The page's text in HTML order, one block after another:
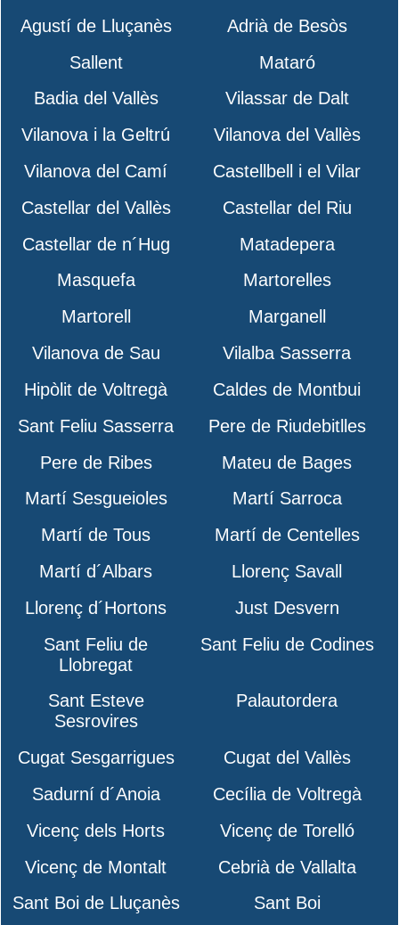
Agustí de Lluçanès
Adrià de Besòs
Sallent
Mataró
Badia del Vallès
Vilassar de Dalt
Vilanova i la Geltrú
Vilanova del Vallès
Vilanova del Camí
Castellbell i el Vilar
Castellar del Vallès
Castellar del Riu
Castellar de n´Hug
Matadepera
Masquefa
Martorelles
Martorell
Marganell
Vilanova de Sau
Vilalba Sasserra
Hipòlit de Voltregà
Caldes de Montbui
Sant Feliu Sasserra
Pere de Riudebitlles
Pere de Ribes
Mateu de Bages
Martí Sesgueioles
Martí Sarroca
Martí de Tous
Martí de Centelles
Martí d´Albars
Llorenç Savall
Llorenç d´Hortons
Just Desvern
Sant Feliu de
Llobregat
Sant Feliu de Codines
Sant Esteve
Sesrovires
Palautordera
Cugat Sesgarrigues
Cugat del Vallès
Sadurní d´Anoia
Cecília de Voltregà
Vicenç dels Horts
Vicenç de Torelló
Vicenç de Montalt
Cebrià de Vallalta
Sant Boi de Lluçanès
Sant Boi